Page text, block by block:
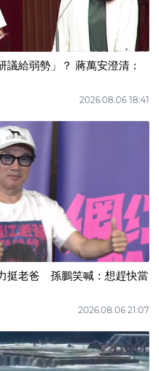
議給弱勢」？ 蔣萬安澄清：
2026.08.06 18:41
挺老爸 孫鵬笑喊：想趕快當
2026.08.06 21:07